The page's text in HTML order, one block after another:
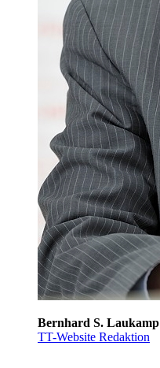
Bernhard S. Laukamp
TT-Website Redaktion